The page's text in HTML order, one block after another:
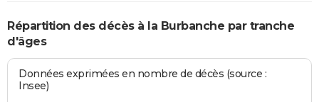
Répartition des décès à la Burbanche par tranche
d'âges
Données exprimées en nombre de décès (source :
Insee)